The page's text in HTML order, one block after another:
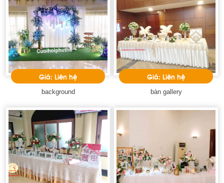
Giá: Liên hệ
background
Giá: Liên hệ
bàn gallery